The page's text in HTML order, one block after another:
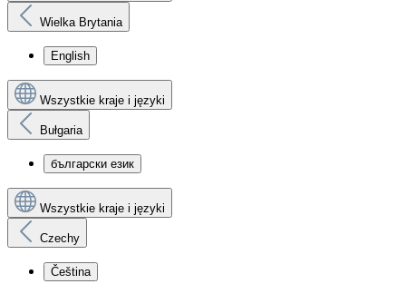
Wielka Brytania
English
Wszystkie kraje i języki
Bułgaria
български език
Wszystkie kraje i języki
Czechy
Čeština